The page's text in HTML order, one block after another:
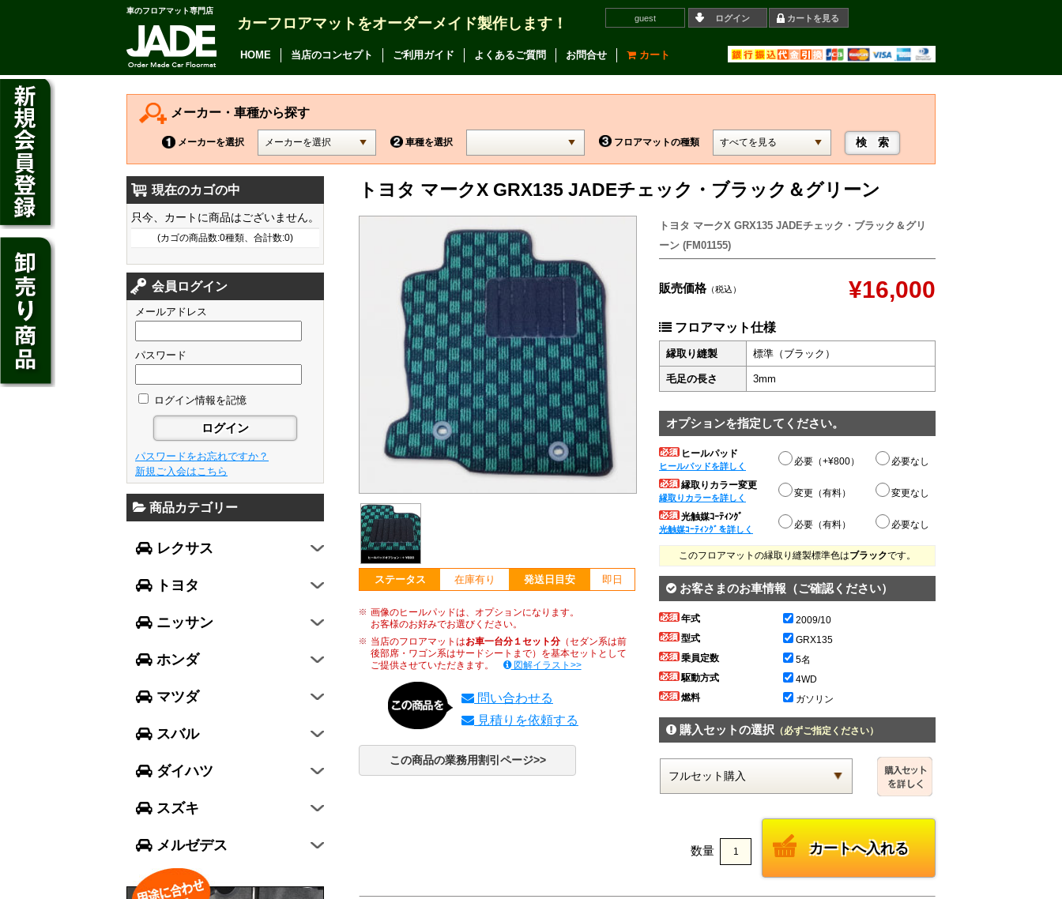
車のフロアマット専門店
カーフロアマットをオーダーメイド製作します！ guest ログイン カートを見る
HOME 当店のコンセプト ご利用ガイド よくあるご質問 お問合せ カート
メーカー・車種から探す
メーカーを選択 車種を選択 フロアマットの種類
トヨタ マークX GRX135 JADEチェック・ブラック＆グリーン
ステータス 在庫有り 発送日目安 即日
画像のヒールパッドは、オプションになります。
お客様のお好みでお選びください。
当店のフロアマットはお車一台分１セット分（セダン系は前
後部席・ワゴン系はサードシートまで）を基本セットとして
ご提供させていただきます。
図解イラスト>>
問い合わせる
見積りを依頼する
この商品の業務用割引ページ>>
トヨタ マークX GRX135 JADEチェック・ブラック＆グリ
ーン (FM01155)
販売価格（税込） ¥16,000
フロアマット仕様
縁取り縫製 標準（ブラック）
毛足の長さ 3mm
オプションを指定してください。
ヒールパッド
ヒールパッドを詳しく 必要（+¥800） 必要なし
縁取りカラー変更
縁取りカラーを詳しく 変更（有料） 変更なし
光触媒ｺｰﾃｨﾝｸﾞ
光触媒ｺｰﾃｨﾝｸﾞを詳しく 必要（有料） 必要なし
このフロアマットの縁取り縫製標準色はブラックです。
お客さまのお車情報（ご確認ください）
年式
2009/10
型式
GRX135
乗員定数
5名
駆動方式
4WD
燃料
ガソリン
購入セットの選択（必ずご指定ください）
数量
現在のカゴの中
只今、カートに商品はございません。
(カゴの商品数:0種類、合計数:0)
会員ログイン
メールアドレス
パスワード
ログイン情報を記憶
パスワードをお忘れですか？
新規ご入会はこちら
商品カテゴリー
レクサス
CT200h
HS250h
GS
GS F
NX
RX
LX570
RC
LC
トヨタ
アルファード
ヴェルファイア
カムリ
カローラ アクシオ
プレミオ
プリウス
SAI
クラウン アスリート
クラウン マジェスタ
クラウン ロイヤル
アベンシス
カローラ フィールダー
プリウスα
FJクルーザー
CH-R
ハリアー
86
ニッサン
デイズ
デイズ ルークス
ジューク
ノート
キューブ
セレナ
エルグランド
エクストレイル
ティアナ
スカイライン
GT-R
ホンダ
フィット
シャトル
ジェイド
フリード
N-ONE
N-BOX
N-BOX SLASH
N-BOX+
N-WGN
グレイス
ヴェゼル
マツダ
フレア
フレアワゴン
フレアクロスオーバー
キャロル
デミオ
アクセラ スポーツ
アテンザ ワゴン
CX-3
ビアンテ
スバル
レガシィ B4
レガシィ アウトバック
WRX S4
インプレッサ スポーツ
インプレッサ G4
エクシーガ クロスオーバー7
ダイハツ
ミラ イース
ミラ
ミラ ココア
ムーヴ キャンバス
タント
トール
スズキ
スペーシア
ハスラー
エヴリィワゴン
スイフト
ジムニー シエラ
メルゼデス
Aクラス
GLCクラス